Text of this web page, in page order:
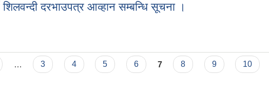
दरभाउपत्र आव्हान सम्बन्धि सूचना ।
3 4 5 6 7 8 9 10